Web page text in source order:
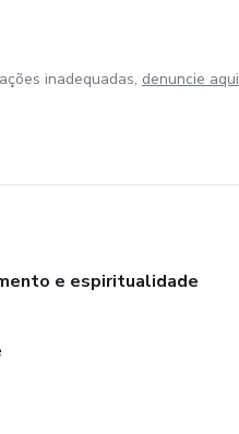
inadequadas, denuncie aqui
e espiritualidade